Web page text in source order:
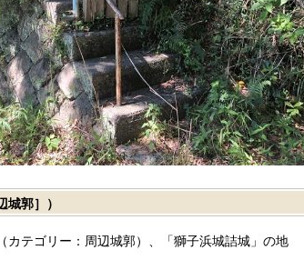
城郭］）
テゴリー：周辺城郭）、「獅子浜城詰城」の地